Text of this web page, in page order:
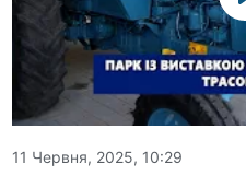
11 Червня, 2025, 10:29